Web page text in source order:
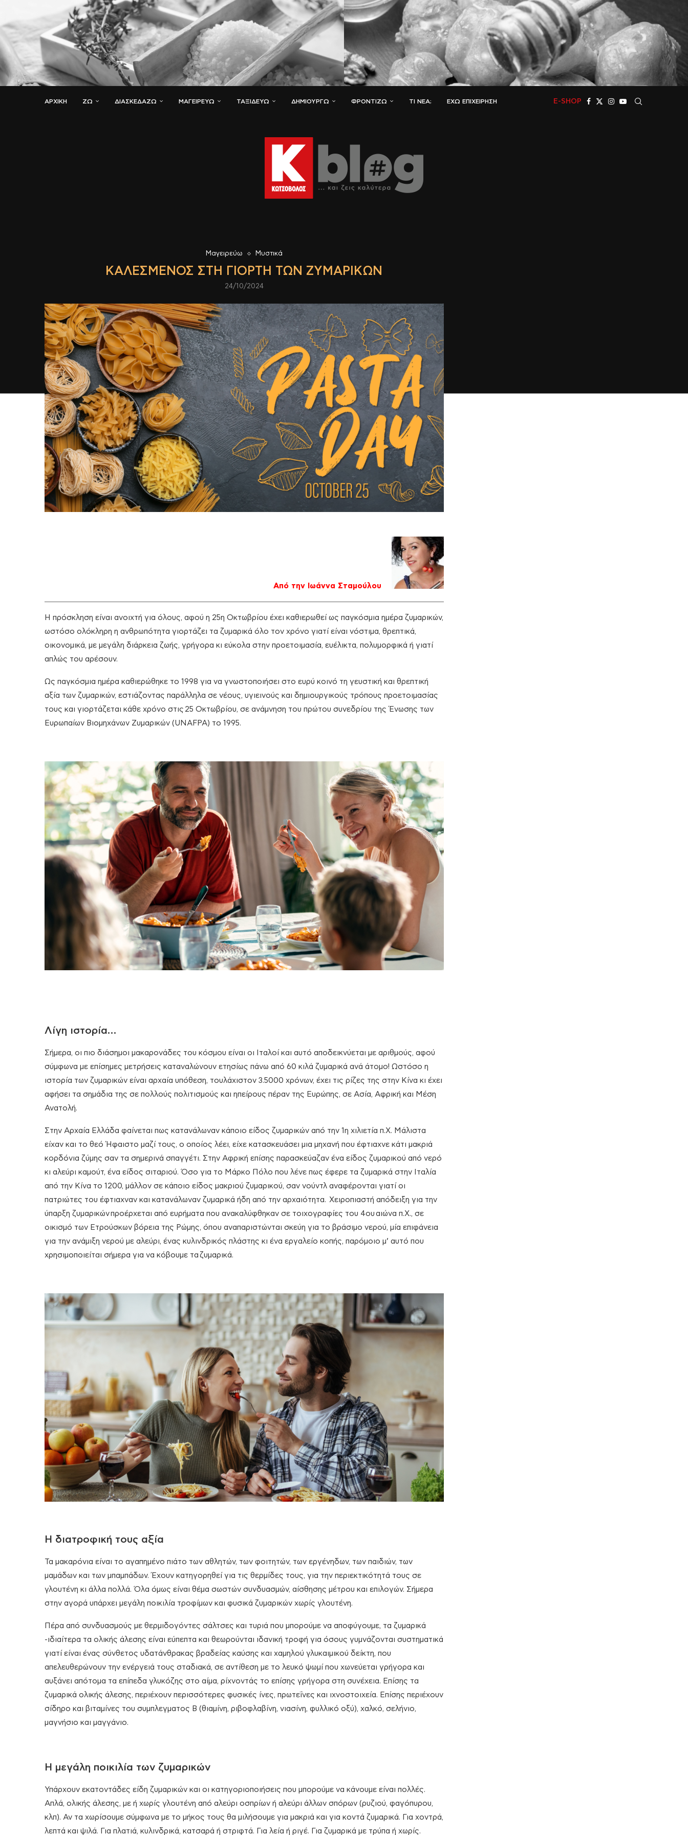
ΑΡΧΙΚΗ ΖΏ ΔΙΑΣΚΕΔΆΖΩ ΜΑΓΕΙΡΕΎΩ ΤΑΞΙΔΕΎΩ ΔΗΜΙΟΥΡΓΏ ΦΡΟΝΤΊΖΩ ΤΙ ΝΈΑ; ΈΧΩ ΕΠΙΧΕΊΡΗΣΗ E-SHOP
Μαγειρεύω Μυστικά
ΚΑΛΕΣΜΈΝΟΣ ΣΤΗ ΓΙΟΡΤΉ ΤΩΝ ΖΥΜΑΡΙΚΏΝ
24/10/2024
Από την Ιωάννα Σταμούλου
Η πρόσκληση είναι ανοιχτή για όλους, αφού η 25η Οκτωβρίου έχει καθιερωθεί ως παγκόσμια ημέρα ζυμαρικών,
ωστόσο ολόκληρη η ανθρωπότητα γιορτάζει τα ζυμαρικά όλο τον χρόνο γιατί είναι νόστιμα, θρεπτικά,
οικονομικά, με μεγάλη διάρκεια ζωής, γρήγορα κι εύκολα στην προετοιμασία, ευέλικτα, πολυμορφικά ή γιατί
απλώς του αρέσουν.
Ως παγκόσμια ημέρα καθιερώθηκε το 1998 για να γνωστοποιήσει στο ευρύ κοινό τη γευστική και θρεπτική
αξία των ζυμαρικών, εστιάζοντας παράλληλα σε νέους, υγιεινούς και δημιουργικούς τρόπους προετοιμασίας
τους και γιορτάζεται κάθε χρόνο στις 25 Οκτωβρίου, σε ανάμνηση του πρώτου συνεδρίου της Ένωσης των
Ευρωπαίων Βιομηχάνων Ζυμαρικών (UNAFPA) το 1995.
Λίγη ιστορία…
Σήμερα, οι πιο διάσημοι μακαρονάδες του κόσμου είναι οι Ιταλοί και αυτό αποδεικνύεται με αριθμούς, αφού
σύμφωνα με επίσημες μετρήσεις καταναλώνουν ετησίως πάνω από 60 κιλά ζυμαρικά ανά άτομο! Ωστόσο η
ιστορία των ζυμαρικών είναι αρχαία υπόθεση, τουλάχιστον 3.5000 χρόνων, έχει τις ρίζες της στην Κίνα κι έχει
αφήσει τα σημάδια της σε πολλούς πολιτισμούς και ηπείρους πέραν της Ευρώπης, σε Ασία, Αφρική και Μέση
Ανατολή.
Στην Αρχαία Ελλάδα φαίνεται πως κατανάλωναν κάποιο είδος ζυμαρικών από την 1η χιλιετία π.Χ. Μάλιστα
είχαν και το θεό Ήφαιστο μαζί τους, ο οποίος λέει, είχε κατασκευάσει μια μηχανή που έφτιαχνε κάτι μακριά
κορδόνια ζύμης σαν τα σημερινά σπαγγέτι. Στην Αφρική επίσης παρασκεύαζαν ένα είδος ζυμαρικού από νερό
κι αλεύρι καμούτ, ένα είδος σιταριού. Όσο για το Μάρκο Πόλο που λένε πως έφερε τα ζυμαρικά στην Ιταλία
από την Κίνα το 1200, μάλλον σε κάποιο είδος μακριού ζυμαρικού, σαν νούντλ αναφέρονται γιατί οι
πατριώτες του έφτιαχναν και κατανάλωναν ζυμαρικά ήδη από την αρχαιότητα. Χειροπιαστή απόδειξη για την
ύπαρξη ζυμαρικών προέρχεται από ευρήματα που ανακαλύφθηκαν σε τοιχογραφίες του 4ου αιώνα π.Χ., σε
οικισμό των Ετρούσκων βόρεια της Ρώμης, όπου αναπαριστώνται σκεύη για το βράσιμο νερού, μία επιφάνεια
για την ανάμιξη νερού με αλεύρι, ένας κυλινδρικός πλάστης κι ένα εργαλείο κοπής, παρόμοιο μ’ αυτό που
χρησιμοποιείται σήμερα για να κόβουμε τα ζυμαρικά.
Η διατροφική τους αξία
Τα μακαρόνια είναι το αγαπημένο πιάτο των αθλητών, των φοιτητών, των εργένηδων, των παιδιών, των
μαμάδων και των μπαμπάδων. Έχουν κατηγορηθεί για τις θερμίδες τους, για την περιεκτικότητά τους σε
γλουτένη κι άλλα πολλά. Όλα όμως είναι θέμα σωστών συνδυασμών, αίσθησης μέτρου και επιλογών. Σήμερα
στην αγορά υπάρχει μεγάλη ποικιλία τροφίμων και φυσικά ζυμαρικών χωρίς γλουτένη.
Πέρα από συνδυασμούς με θερμιδογόντες σάλτσες και τυριά που μπορούμε να αποφύγουμε, τα ζυμαρικά
-ιδιαίτερα τα ολικής άλεσης είναι εύπεπτα και θεωρούνται ιδανική τροφή για όσους γυμνάζονται συστηματικά
γιατί είναι ένας σύνθετος υδατάνθρακας βραδείας καύσης και χαμηλού γλυκαιμικού δείκτη, που
απελευθερώνουν την ενέργειά τους σταδιακά, σε αντίθεση με το λευκό ψωμί που χωνεύεται γρήγορα και
αυξάνει απότομα τα επίπεδα γλυκόζης στο αίμα, ρίχνοντάς το επίσης γρήγορα στη συνέχεια. Επίσης τα
ζυμαρικά ολικής άλεσης, περιέχουν περισσότερες φυσικές ίνες, πρωτεΐνες και ιχνοστοιχεία. Επίσης περιέχουν
σίδηρο και βιταμίνες του συμπλεγματος Β (θιαμίνη, ριβοφλαβίνη, νιασίνη, φυλλικό οξύ), χαλκό, σελήνιο,
μαγνήσιο και μαγγάνιο.
Η μεγάλη ποικιλία των ζυμαρικών
Υπάρχουν εκατοντάδες είδη ζυμαρικών και οι κατηγοριοποιήσεις που μπορούμε να κάνουμε είναι πολλές.
Απλά, ολικής άλεσης, με ή χωρίς γλουτένη από αλεύρι οσπρίων ή αλεύρι άλλων σπόρων (ρυζιού, φαγόπυρου,
κλπ). Αν τα χωρίσουμε σύμφωνα με το μήκος τους θα μιλήσουμε για μακριά και για κοντά ζυμαρικά. Για χοντρά,
λεπτά και ψιλά. Για πλατιά, κυλινδρικά, κατσαρά ή στριφτά. Για λεία ή ριγέ. Για ζυμαρικά με τρύπα ή χωρίς.